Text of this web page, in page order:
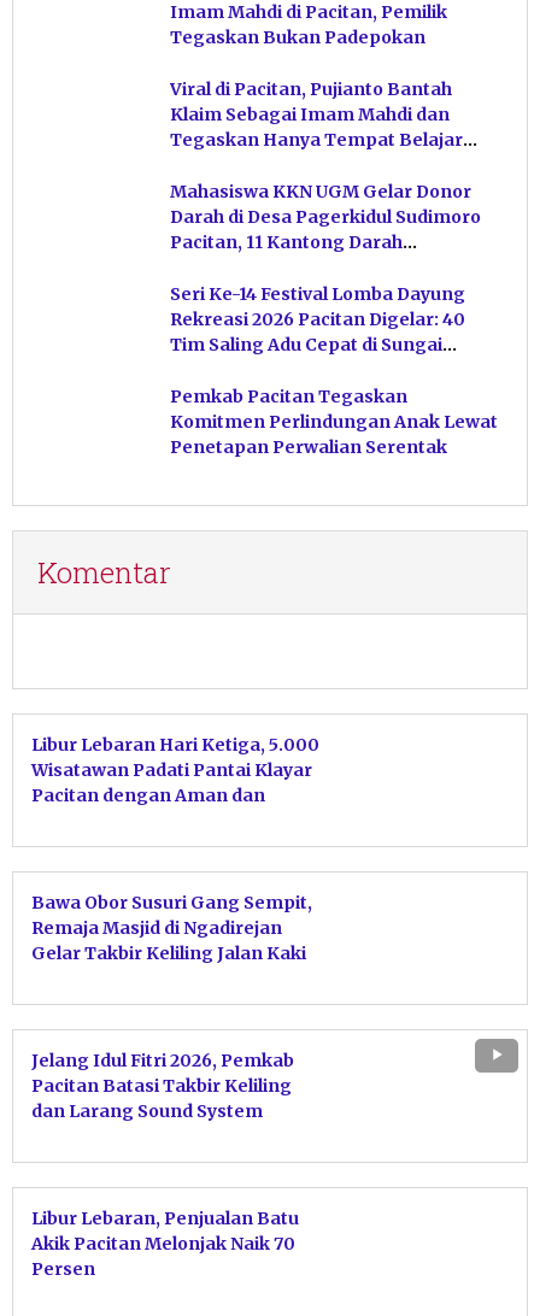
Imam Mahdi di Pacitan, Pemilik
Tegaskan Bukan Padepokan
Viral di Pacitan, Pujianto Bantah
Klaim Sebagai Imam Mahdi dan
Tegaskan Hanya Tempat Belajar
Mahasiswa KKN UGM Gelar Donor
Darah di Desa Pagerkidul Sudimoro
Pacitan, 11 Kantong Darah
Seri Ke-14 Festival Lomba Dayung
Rekreasi 2026 Pacitan Digelar: 40
Tim Saling Adu Cepat di Sungai
Pemkab Pacitan Tegaskan
Komitmen Perlindungan Anak Lewat
Penetapan Perwalian Serentak
Komentar
Libur Lebaran Hari Ketiga, 5.000
Wisatawan Padati Pantai Klayar
Pacitan dengan Aman dan
Bawa Obor Susuri Gang Sempit,
Remaja Masjid di Ngadirejan
Gelar Takbir Keliling Jalan Kaki
Jelang Idul Fitri 2026, Pemkab
Pacitan Batasi Takbir Keliling
dan Larang Sound System
Libur Lebaran, Penjualan Batu
Akik Pacitan Melonjak Naik 70
Persen